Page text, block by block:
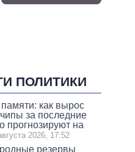
ПОЛИТИКИ
как вырос
за последние
прогнозируют на
2026, 17:52
резервы